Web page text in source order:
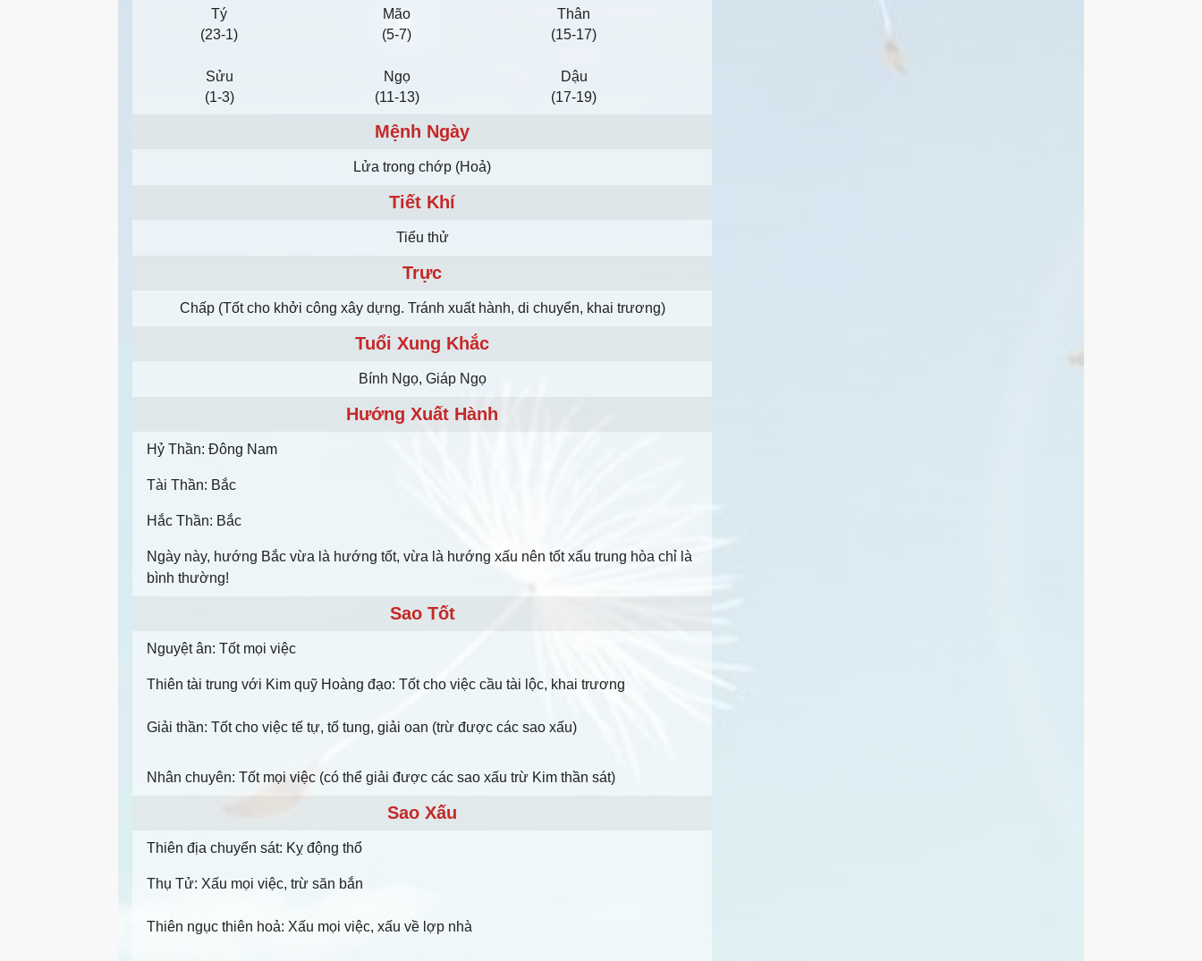
Tý
(23-1)
Mão
(5-7)
Thân
(15-17)
Sửu
(1-3)
Ngọ
(11-13)
Dậu
(17-19)
Mệnh Ngày
Lửa trong chớp (Hoả)
Tiết Khí
Tiểu thử
Trực
Chấp (Tốt cho khởi công xây dựng. Tránh xuất hành, di chuyển, khai trương)
Tuổi Xung Khắc
Bính Ngọ, Giáp Ngọ
Hướng Xuất Hành
Hỷ Thần: Đông Nam
Tài Thần: Bắc
Hắc Thần: Bắc
Ngày này, hướng Bắc vừa là hướng tốt, vừa là hướng xấu nên tốt xấu trung hòa chỉ là
bình thường!
Sao Tốt
Nguyệt ân: Tốt mọi việc
Thiên tài trung với Kim quỹ Hoàng đạo: Tốt cho việc cầu tài lộc, khai trương
Giải thần: Tốt cho việc tế tự, tố tung, giải oan (trừ được các sao xấu)
Nhân chuyên: Tốt mọi việc (có thể giải được các sao xấu trừ Kim thần sát)
Sao Xấu
Thiên địa chuyển sát: Kỵ động thổ
Thụ Tử: Xấu mọi việc, trừ săn bắn
Thiên ngục thiên hoả: Xấu mọi việc, xấu về lợp nhà